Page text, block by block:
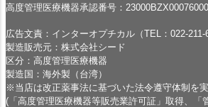
高度管理医療機器承認番号：23000BZX00076000
広告文責：インターオプチカル（TEL：022-211-
製造販売元：株式会社シード
区分：高度管理医療機器
製造国：海外製（台湾）
※当店は改正薬事法に基づいた法令遵守体制を実
(「高度管理医療機器等販売業許可証」取得、